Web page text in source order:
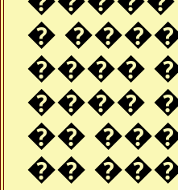
�
����
����
��
��